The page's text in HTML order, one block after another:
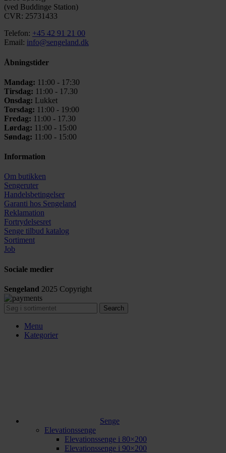
(ved Buddinge Station)
CVR: 25731433
Telefon: +45 42 91 21 00
Email: info@sengeland.dk
Åbningstider
Mandag: 11:00 - 17:30
Tirsdag: 11:00 - 17.30
Onsdag: Lukket
Torsdag: 11:00 - 19:00
Fredag: 11:00 - 17.30
Lørdag: 11:00 - 15:00
Søndag: 11:00 - 15:00
Information
Om butikken
Sengeruter
Handelsbetingelser
Garanti hos Sengeland
Reklamation
Fortrydelsesret
Senge tilbud katalog
Sortiment
Job
Sociale medier
Sengeland 2025 Copyright
Search
Menu
Kategorier
Senge
Elevationssenge
Elevationssenge i 80×200
Elevationssenge i 90×200